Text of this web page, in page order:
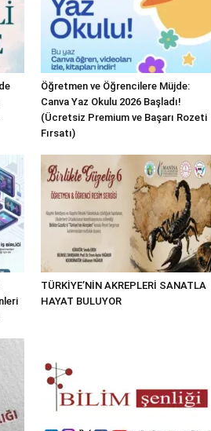
Öğretmen ve Öğrencilere Müjde:
Canva Yaz Okulu 2026 Başladı!
(Ücretsiz Premium ve Başarı Rozeti
Fırsatı)
TÜRKİYE’NİN AKREPLERİ SANATLA
HAYAT BULUYOR